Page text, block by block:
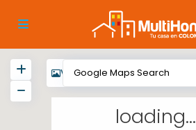
loading...
View My Location